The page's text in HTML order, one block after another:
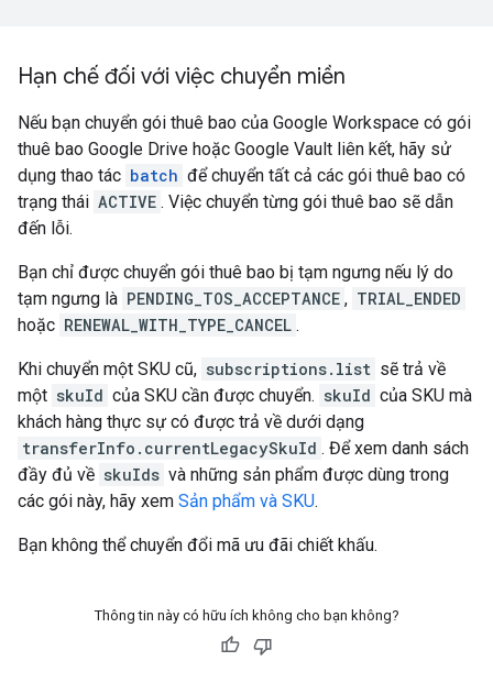
Hạn chế đối với việc chuyển miền
Nếu bạn chuyển gói thuê bao của Google Workspace có gói
thuê bao Google Drive hoặc Google Vault liên kết, hãy sử
dụng thao tác batch để chuyển tất cả các gói thuê bao có
trạng thái ACTIVE . Việc chuyển từng gói thuê bao sẽ dẫn
đến lỗi.
Bạn chỉ được chuyển gói thuê bao bị tạm ngưng nếu lý do
tạm ngưng là PENDING_TOS_ACCEPTANCE , TRIAL_ENDED
hoặc RENEWAL_WITH_TYPE_CANCEL .
Khi chuyển một SKU cũ, subscriptions.list sẽ trả về
một skuId của SKU cần được chuyển. skuId của SKU mà
khách hàng thực sự có được trả về dưới dạng
transferInfo.currentLegacySkuId . Để xem danh sách
đầy đủ về skuIds và những sản phẩm được dùng trong
các gói này, hãy xem Sản phẩm và SKU.
Bạn không thể chuyển đổi mã ưu đãi chiết khấu.
Thông tin này có hữu ích không cho bạn không?